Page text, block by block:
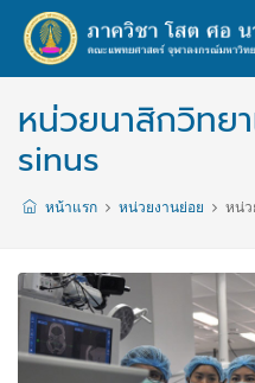
หน่วยนาสิกวิทย
sinus
หน้าแรก หน่วยงานย่อย หน่ว